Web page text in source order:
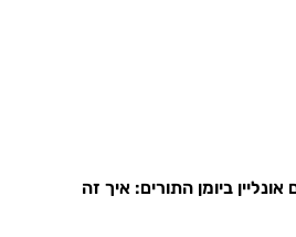
ביומן התורים: איך זה